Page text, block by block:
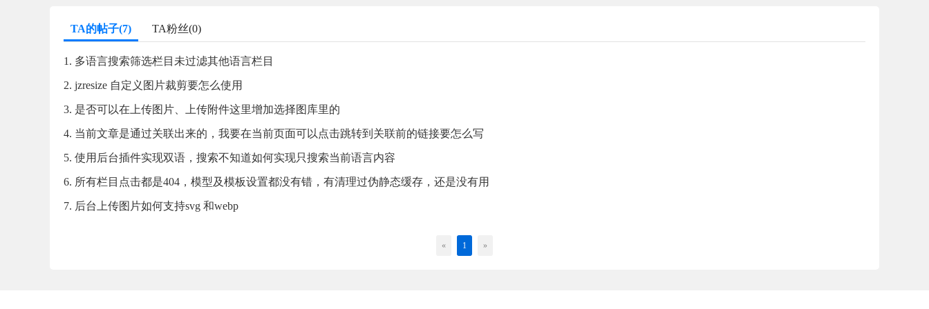
TA的帖子(7) TA粉丝(0)
1. 多语言搜索筛选栏目未过滤其他语言栏目
2. jzresize 自定义图片裁剪要怎么使用
3. 是否可以在上传图片、上传附件这里增加选择图库里的
4. 当前文章是通过关联出来的，我要在当前页面可以点击跳转到关联前的链接要怎么写
5. 使用后台插件实现双语，搜索不知道如何实现只搜索当前语言内容
6. 所有栏目点击都是404，模型及模板设置都没有错，有清理过伪静态缓存，还是没有用
7. 后台上传图片如何支持svg 和webp
« 1 »